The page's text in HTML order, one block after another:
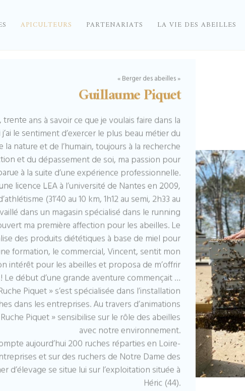
APICULTEURS PARTENARIATS LA VIE DES ABEILLES
« Berger des abeilles »
Guillaume Piquet
trente ans à savoir ce que je voulais faire dans la
j’ai le sentiment d’exercer le plus beau métier du
la nature et de l’humain, toujours à la recherche
et du dépassement de soi, ma passion pour
à la suite d’une expérience professionnelle.
licence LEA à l’université de Nantes en 2009,
(31’40 au 10 km, 1h12 au semi, 2h33 au
dans un magasin spécialisé dans le running
ma première affection pour les abeilles. Le
des produits diététiques à base de miel pour
formation, le commercial, Vincent, sentit mon
intérêt pour les abeilles et proposa de m’offrir
Le début d’une grande aventure commençait …
Piquet » s’est spécialisée dans l’installation
dans les entreprises. Au travers d’animations
Piquet » sensibilise sur le rôle des abeilles
avec notre environnement.
aujourd’hui 200 ruches réparties en Loire-
et sur des ruchers de Notre Dame des
d’élevage se situe lui sur l’exploitation située à
Héric (44).